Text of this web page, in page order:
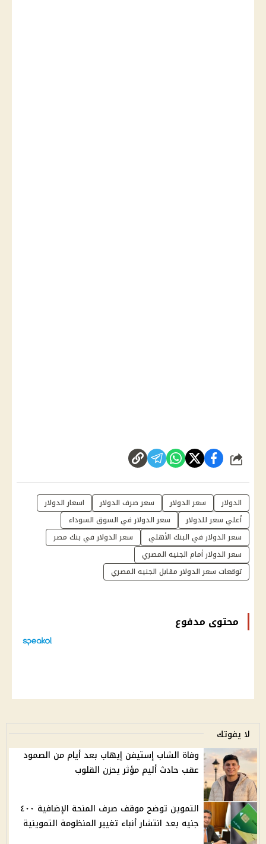
شارك
الدولار سعر الدولار سعر صرف الدولار
اسعار الدولار
أعلي سعر للدولار
سعر الدولار في السوق السوداء
سعر الدولار في البنك الأهلي
سعر الدولار في بنك مصر
سعر الدولار أمام الجنيه المصري
توقعات سعر الدولار مقابل الجنيه المصري
محتوى مدفوع
لا يفوتك
وفاة الشاب إستيفن إيهاب بعد أيام من الصمود
عقب حادث أليم مؤثر يحزن القلوب
التموين توضح موقف صرف المنحة الإضافية ٤٠٠
جنيه بعد انتشار أنباء تغيير المنظومة التموينية